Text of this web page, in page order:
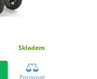
Skladem
Porovnat